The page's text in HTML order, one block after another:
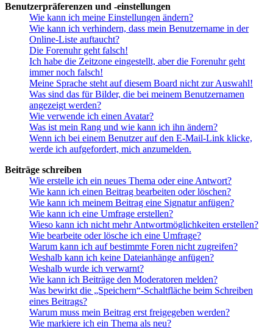
Benutzerpräferenzen und -einstellungen
Wie kann ich meine Einstellungen ändern?
Wie kann ich verhindern, dass mein Benutzername in der
Online-Liste auftaucht?
Die Forenuhr geht falsch!
Ich habe die Zeitzone eingestellt, aber die Forenuhr geht
immer noch falsch!
Meine Sprache steht auf diesem Board nicht zur Auswahl!
Was sind das für Bilder, die bei meinem Benutzernamen
angezeigt werden?
Wie verwende ich einen Avatar?
Was ist mein Rang und wie kann ich ihn ändern?
Wenn ich bei einem Benutzer auf den E-Mail-Link klicke,
werde ich aufgefordert, mich anzumelden.
Beiträge schreiben
Wie erstelle ich ein neues Thema oder eine Antwort?
Wie kann ich einen Beitrag bearbeiten oder löschen?
Wie kann ich meinem Beitrag eine Signatur anfügen?
Wie kann ich eine Umfrage erstellen?
Wieso kann ich nicht mehr Antwortmöglichkeiten erstellen?
Wie bearbeite oder lösche ich eine Umfrage?
Warum kann ich auf bestimmte Foren nicht zugreifen?
Weshalb kann ich keine Dateianhänge anfügen?
Weshalb wurde ich verwarnt?
Wie kann ich Beiträge den Moderatoren melden?
Was bewirkt die „Speichern“-Schaltfläche beim Schreiben
eines Beitrags?
Warum muss mein Beitrag erst freigegeben werden?
Wie markiere ich ein Thema als neu?